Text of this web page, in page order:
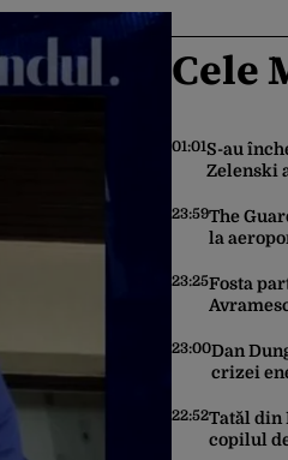
Cele
01:01S-au
Zelenski
23:59The
la
23:25Fosta
sesizat
23:00Dan
crizei
22:52Tatăl din
copilul